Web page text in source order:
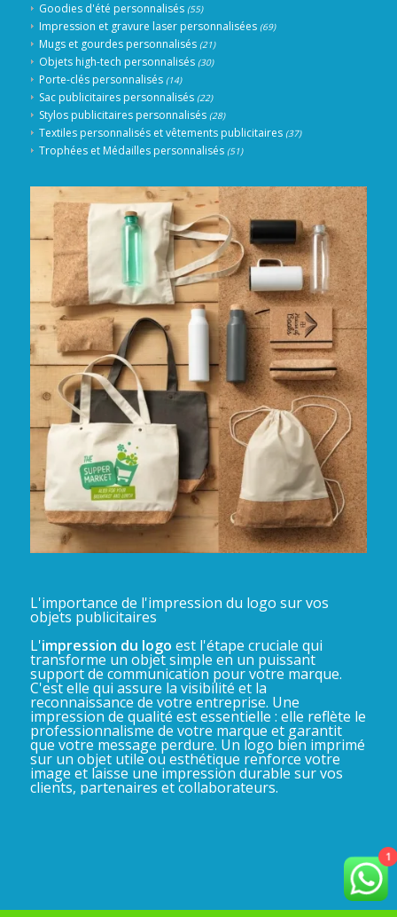
Goodies d'été personnalisés (55)
Impression et gravure laser personnalisées (69)
Mugs et gourdes personnalisés (21)
Objets high-tech personnalisés (30)
Porte-clés personnalisés (14)
Sac publicitaires personnalisés (22)
Stylos publicitaires personnalisés (28)
Textiles personnalisés et vêtements publicitaires (37)
Trophées et Médailles personnalisés (51)
L'importance de l'impression du logo sur vos
objets publicitaires
L'impression du logo est l'étape cruciale qui
transforme un objet simple en un puissant
support de communication pour votre marque.
C'est elle qui assure la visibilité et la
reconnaissance de votre entreprise. Une
impression de qualité est essentielle : elle reflète le
professionnalisme de votre marque et garantit
que votre message perdure. Un logo bien imprimé
sur un objet utile ou esthétique renforce votre
image et laisse une impression durable sur vos
clients, partenaires et collaborateurs.
1